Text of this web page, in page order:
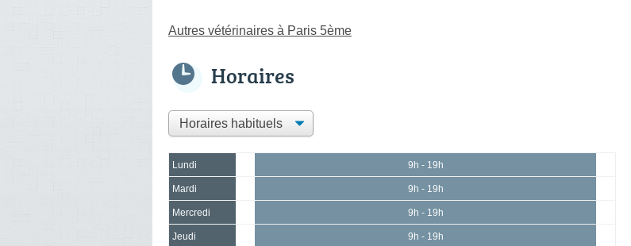
Autres vétérinaires à Paris 5ème
Horaires
Lundi 9h - 19h
Mardi 9h - 19h
Mercredi 9h - 19h
Jeudi 9h - 19h